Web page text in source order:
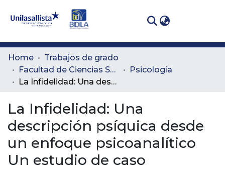
Communities
& Collections
Statistics
Home
Trabajos de grado
Facultad de Ciencias Sociales y Educación
Psicología
La Infidelidad: Una descripción psíquica desde un enfoque psicoanalítico Un estudio de caso
La Infidelidad: Una
descripción psíquica desde
un enfoque psicoanalítico
Un estudio de caso